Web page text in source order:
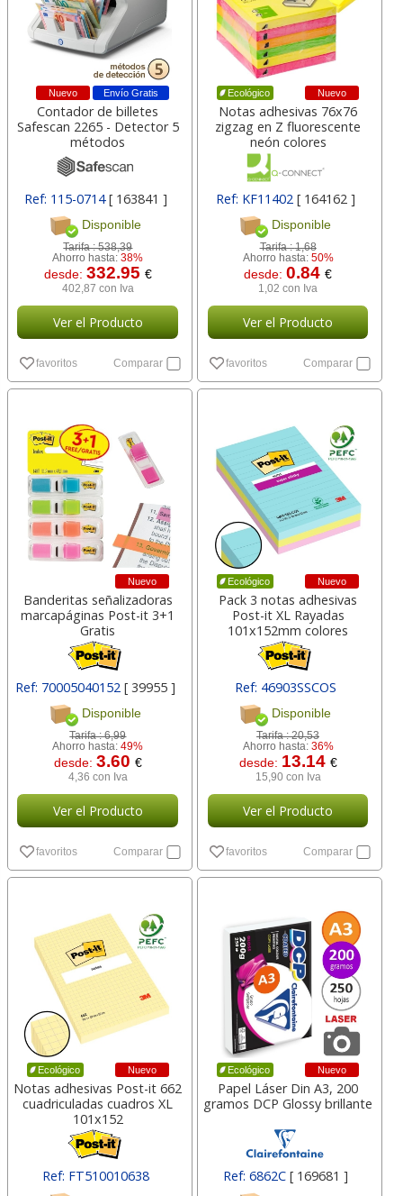
Envío Gratis
Nuevo
Contador de billetes
Safescan 2265 - Detector 5
métodos
Ref: 115-0714[ 163841 ]
Disponible
Tarifa :538,39
Ahorro hasta:38%
desde: 332.95 €
402,87 con Iva
Ver el Producto
favoritos Comparar
Ecológico Nuevo
Notas adhesivas 76x76
zigzag en Z fluorescente
neón colores
Ref: KF11402 [ 164162 ]
Disponible
Tarifa :1,68
Ahorro hasta: 50%
desde:0.84€
1,02 con Iva
Ver el Producto
favoritos Comparar
Nuevo
Banderitas señalizadoras
marcapáginas Post-it 3+1
Gratis
Ref: 70005040152[ 39955 ]
Disponible
Tarifa :6,99
Ahorro hasta:49%
desde: 3.60 €
4,36 con Iva
Ver el Producto
favoritos Comparar
Ecológico Nuevo
Pack 3 notas adhesivas
Post-it XL Rayadas
101x152mm colores
Ref: 46903SSCOS
[ 167271 ]
Disponible
Tarifa :20,53
Ahorro hasta: 36%
desde: 13.14 €
15,90 con Iva
Ver el Producto
favoritos Comparar
Ecológico Nuevo
Notas adhesivas Post-it 662
cuadriculadas cuadros XL
101x152
Ref: FT510010638
Ecológico Nuevo
Papel Láser Din A3, 200
gramos DCP Glossy brillante
Ref: 6862C [ 169681 ]